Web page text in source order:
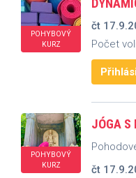
POHYBOVÝ
KURZ
čt
Počet
POHYBOVÝ
KURZ
JÓGA S
čt